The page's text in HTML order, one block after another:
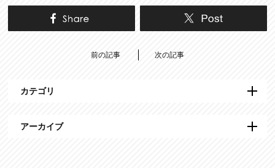
前の記事 次の記事
カテゴリ
アーカイブ